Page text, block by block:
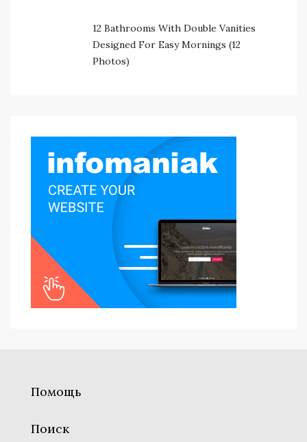
12 Bathrooms With Double Vanities
Designed For Easy Mornings (12
Photos)
Помощь
Поиск